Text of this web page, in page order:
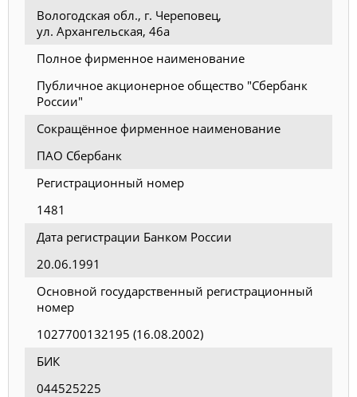
Вологодская обл., г. Череповец,
ул. Архангельская, 46а
Полное фирменное наименование
Публичное акционерное общество "Сбербанк
России"
Сокращённое фирменное наименование
ПАО Сбербанк
Регистрационный номер
1481
Дата регистрации Банком России
20.06.1991
Основной государственный регистрационный
номер
1027700132195 (16.08.2002)
БИК
044525225